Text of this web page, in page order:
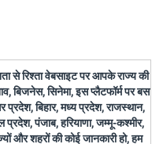
से रिश्ता वेबसाइट पर आपके राज्य की
बिजनेस, सिनेमा, इस प्लैटफॉर्म पर बस
प्रदेश, बिहार, मध्य प्रदेश, राजस्थान,
प्रदेश, पंजाब, हरियाणा, जम्मू-कश्मीर,
और शहरों की कोई जानकारी हो, हम